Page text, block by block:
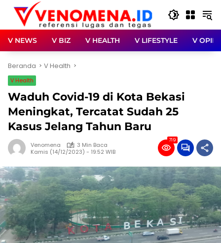
Langsung
konten
V NEWS V BIZ V HEALTH V LIFESTYLE V OPINI
Beranda V Health
V Health
Waduh Covid-19 di Kota Bekasi
Meningkat, Tercatat Sudah 25
Kasus Jelang Tahun Baru
Venomena
3 Min Baca
Kamis (14/12/2023) - 19:52 WIB
719